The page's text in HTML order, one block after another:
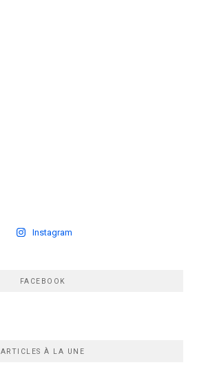
Instagram
FACEBOOK
ARTICLES À LA UNE